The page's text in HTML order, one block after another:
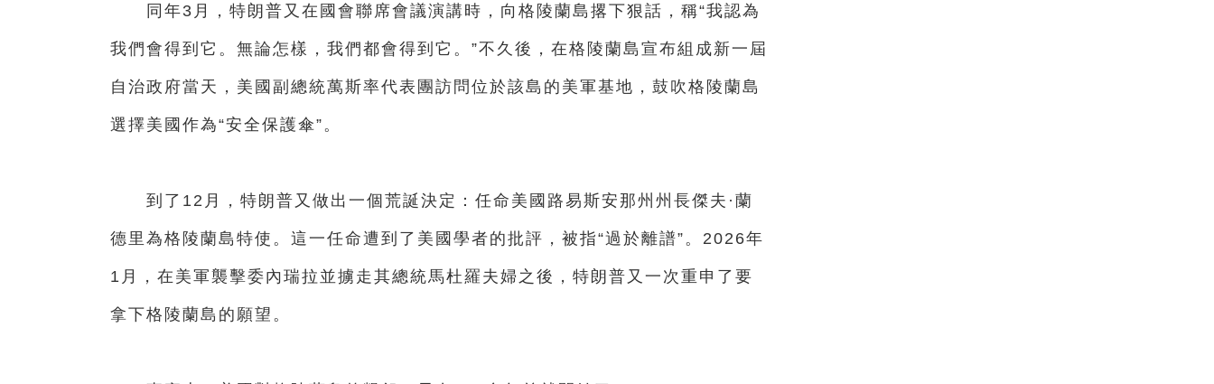
同年3月，特朗普又在國會聯席會議演講時，向格陵蘭島撂下狠話，稱“我認為
我們會得到它。無論怎樣，我們都會得到它。”不久後，在格陵蘭島宣布組成新一屆
自治政府當天，美國副總統萬斯率代表團訪問位於該島的美軍基地，鼓吹格陵蘭島
選擇美國作為“安全保護傘”。
到了12月，特朗普又做出一個荒誕決定：任命美國路易斯安那州州長傑夫·蘭
德里為格陵蘭島特使。這一任命遭到了美國學者的批評，被指“過於離譜”。2026年
1月，在美軍襲擊委內瑞拉並擄走其總統馬杜羅夫婦之後，特朗普又一次重申了要
拿下格陵蘭島的願望。